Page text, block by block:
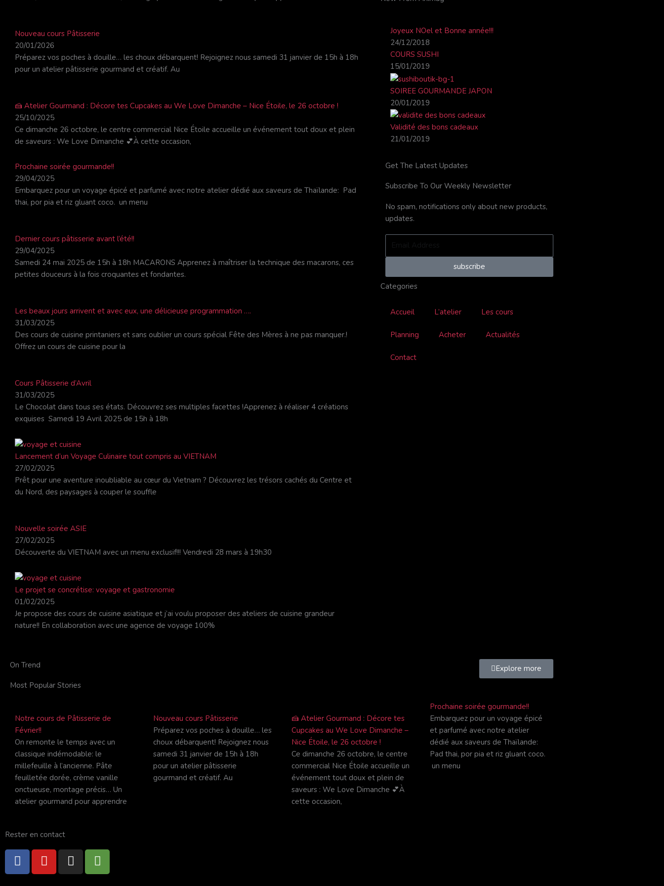
Nouveau cours Pâtisserie
20/01/2026
Préparez vos poches à douille… les choux débarquent! Rejoignez nous samedi 31 janvier de 15h à 18h
pour un atelier pâtisserie gourmand et créatif. Au
🍰 Atelier Gourmand : Décore tes Cupcakes au We Love Dimanche – Nice Étoile, le 26 octobre !
25/10/2025
Ce dimanche 26 octobre, le centre commercial Nice Étoile accueille un événement tout doux et plein
de saveurs : We Love Dimanche 💕À cette occasion,
Prochaine soirée gourmande!!
29/04/2025
Embarquez pour un voyage épicé et parfumé avec notre atelier dédié aux saveurs de Thaïlande: Pad
thai, por pia et riz gluant coco. un menu
Dernier cours pâtisserie avant l’été!!
29/04/2025
Samedi 24 mai 2025 de 15h à 18h MACARONS Apprenez à maîtriser la technique des macarons, ces
petites douceurs à la fois croquantes et fondantes.
Les beaux jours arrivent et avec eux, une délicieuse programmation ….
31/03/2025
Des cours de cuisine printaniers et sans oublier un cours spécial Fête des Mères à ne pas manquer.!
Offrez un cours de cuisine pour la
Cours Pâtisserie d’Avril
31/03/2025
Le Chocolat dans tous ses états. Découvrez ses multiples facettes !Apprenez à réaliser 4 créations
exquises Samedi 19 Avril 2025 de 15h à 18h
Lancement d’un Voyage Culinaire tout compris au VIETNAM
27/02/2025
Prêt pour une aventure inoubliable au cœur du Vietnam ? Découvrez les trésors cachés du Centre et
du Nord, des paysages à couper le souffle
Nouvelle soirée ASIE
27/02/2025
Découverte du VIETNAM avec un menu exclusif!!! Vendredi 28 mars à 19h30
Le projet se concrétise: voyage et gastronomie
01/02/2025
Je propose des cours de cuisine asiatique et j’ai voulu proposer des ateliers de cuisine grandeur
nature!! En collaboration avec une agence de voyage 100%
o
o
k
-
f
b
e
e g
Joyeux NOel et Bonne année!!!
24/12/2018
COURS SUSHI
15/01/2019
SOIREE GOURMANDE JAPON
20/01/2019
Validité des bons cadeaux
21/01/2019
Get The Latest Updates
Subscribe To Our Weekly Newsletter
No spam, notifications only about new products,
updates.
subscribe
Categories
Accueil L’atelier Les cours
Planning Acheter Actualités
Contact
On Trend
Most Popular Stories
Explore more
Notre cours de Pâtisserie de
Février!!
On remonte le temps avec un
classique indémodable: le
millefeuille à l’ancienne. Pâte
feuilletée dorée, crème vanille
onctueuse, montage précis… Un
atelier gourmand pour apprendre
Nouveau cours Pâtisserie
Préparez vos poches à douille… les
choux débarquent! Rejoignez nous
samedi 31 janvier de 15h à 18h
pour un atelier pâtisserie
gourmand et créatif. Au
🍰 Atelier Gourmand : Décore tes
Cupcakes au We Love Dimanche –
Nice Étoile, le 26 octobre !
Ce dimanche 26 octobre, le centre
commercial Nice Étoile accueille un
événement tout doux et plein de
saveurs : We Love Dimanche 💕À
cette occasion,
Prochaine soirée gourmande!!
Embarquez pour un voyage épicé
et parfumé avec notre atelier
dédié aux saveurs de Thaïlande:
Pad thai, por pia et riz gluant coco.
un menu
Rester en contact
F
a
c
Y
o
u
I
n
s
T
r
i